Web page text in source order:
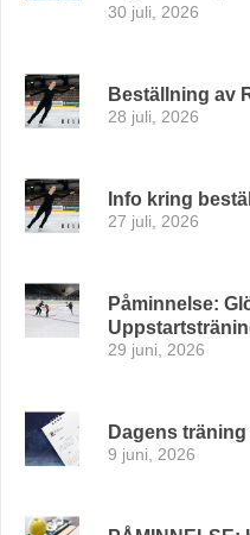
30 juli, 2026
Beställning av
28 juli, 2026
Info kring
27 juli, 2026
Påminnelse:
29 juni, 2026
Dagens träning
9 juni, 2026